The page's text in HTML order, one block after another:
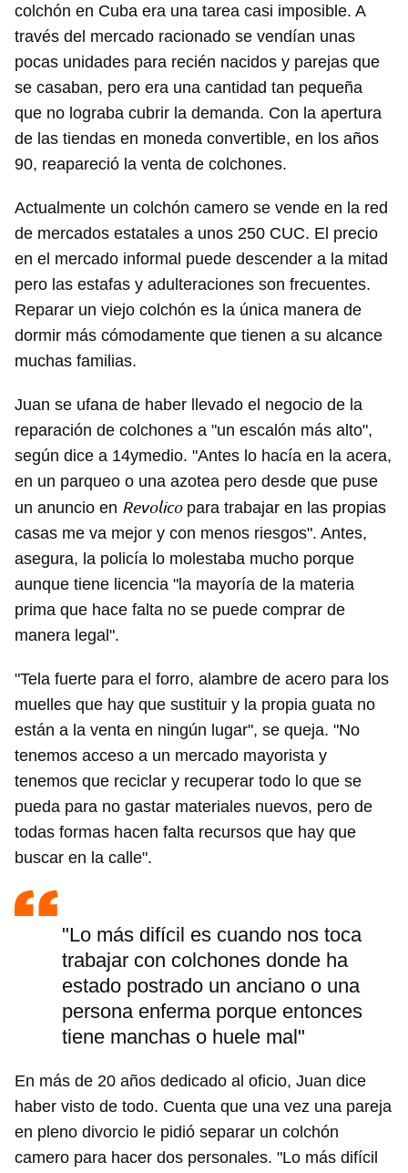
colchón en Cuba era una tarea casi imposible. A
través del mercado racionado se vendían unas
pocas unidades para recién nacidos y parejas que
se casaban, pero era una cantidad tan pequeña
que no lograba cubrir la demanda. Con la apertura
de las tiendas en moneda convertible, en los años
90, reapareció la venta de colchones.
Actualmente un colchón camero se vende en la red
de mercados estatales a unos 250 CUC. El precio
en el mercado informal puede descender a la mitad
pero las estafas y adulteraciones son frecuentes.
Reparar un viejo colchón es la única manera de
dormir más cómodamente que tienen a su alcance
muchas familias.
Juan se ufana de haber llevado el negocio de la
reparación de colchones a "un escalón más alto",
según dice a 14ymedio. "Antes lo hacía en la acera,
en un parqueo o una azotea pero desde que puse
un anuncio en Revolicopara trabajar en las propias
casas me va mejor y con menos riesgos". Antes,
asegura, la policía lo molestaba mucho porque
aunque tiene licencia "la mayoría de la materia
prima que hace falta no se puede comprar de
manera legal".
"Tela fuerte para el forro, alambre de acero para los
muelles que hay que sustituir y la propia guata no
están a la venta en ningún lugar", se queja. "No
tenemos acceso a un mercado mayorista y
tenemos que reciclar y recuperar todo lo que se
pueda para no gastar materiales nuevos, pero de
todas formas hacen falta recursos que hay que
buscar en la calle".
"Lo más difícil es cuando nos toca
trabajar con colchones donde ha
estado postrado un anciano o una
persona enferma porque entonces
tiene manchas o huele mal"
En más de 20 años dedicado al oficio, Juan dice
haber visto de todo. Cuenta que una vez una pareja
en pleno divorcio le pidió separar un colchón
camero para hacer dos personales. "Lo más difícil